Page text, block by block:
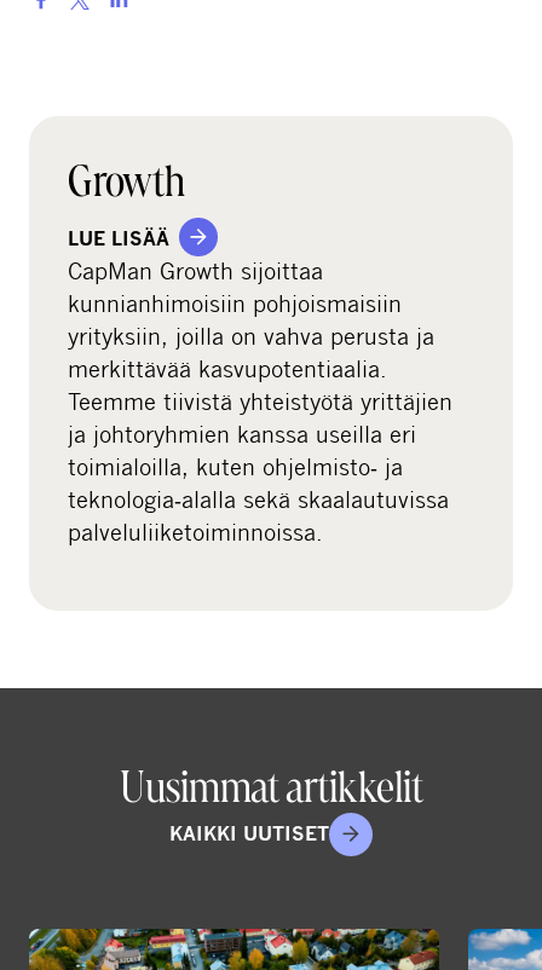
Growth
LUE LISÄÄ
CapMan Growth sijoittaa
kunnianhimoisiin pohjoismaisiin
yrityksiin, joilla on vahva perusta ja
merkittävää kasvupotentiaalia.
Teemme tiivistä yhteistyötä yrittäjien
ja johtoryhmien kanssa useilla eri
toimialoilla, kuten ohjelmisto‑ ja
teknologia‑alalla sekä skaalautuvissa
palveluliiketoiminnoissa.
Uusimmat artikkelit
KAIKKI UUTISET